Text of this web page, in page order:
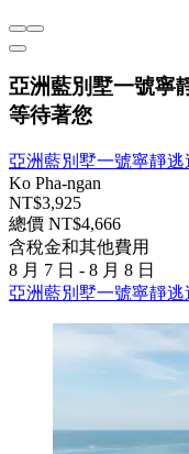
亞洲藍別墅一號寧
等待著您
亞洲藍別墅一號寧靜
Ko Pha-ngan
NT$3,925
總價 NT$4,666
含稅金和其他費用
8 月 7 日 - 8 月 8 日
亞洲藍別墅一號寧靜